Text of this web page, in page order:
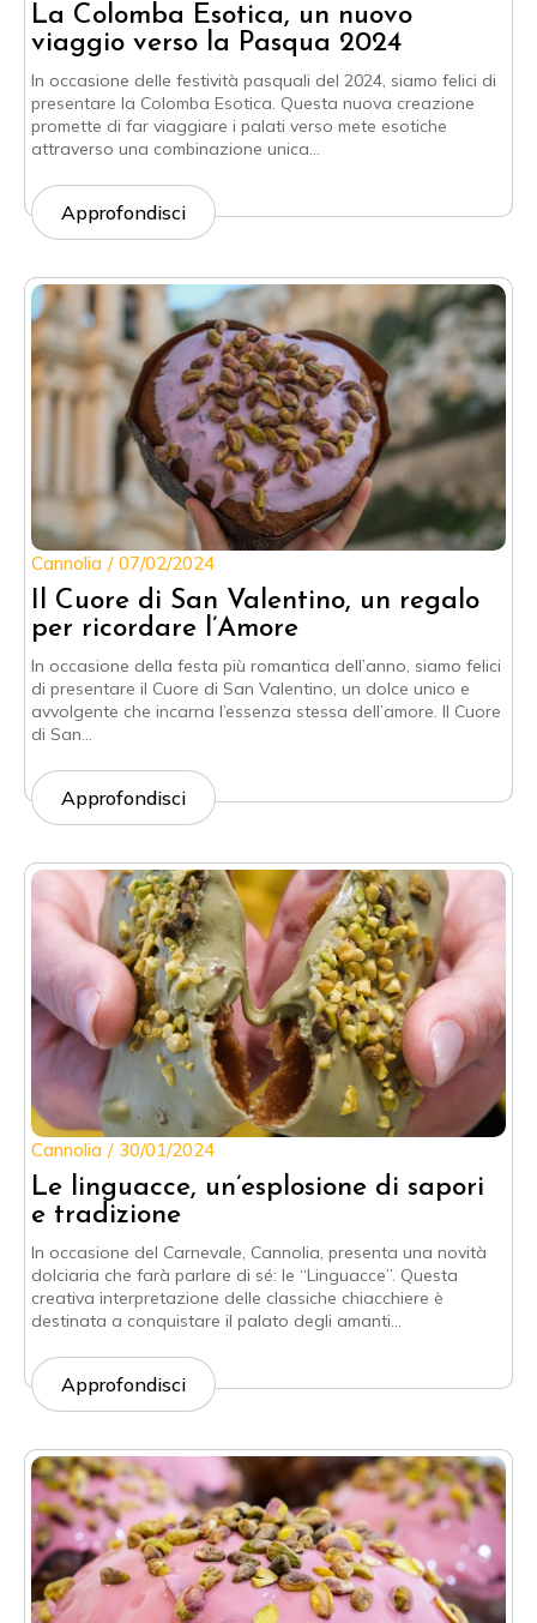
La Colomba Esotica, un nuovo
viaggio verso la Pasqua 2024
In occasione delle festività pasquali del 2024, siamo felici di
presentare la Colomba Esotica. Questa nuova creazione
promette di far viaggiare i palati verso mete esotiche
attraverso una combinazione unica…
Approfondisci
Il Cuore di San Valentino, un regalo
per ricordare l’Amore
Cannolia 07/02/2024
In occasione della festa più romantica dell’anno, siamo felici
di presentare il Cuore di San Valentino, un dolce unico e
avvolgente che incarna l’essenza stessa dell’amore. Il Cuore
di San…
Approfondisci
Le linguacce, un’esplosione di sapori
e tradizione
Cannolia 30/01/2024
In occasione del Carnevale, Cannolia, presenta una novità
dolciaria che farà parlare di sé: le “Linguacce”. Questa
creativa interpretazione delle classiche chiacchiere è
destinata a conquistare il palato degli amanti…
Approfondisci